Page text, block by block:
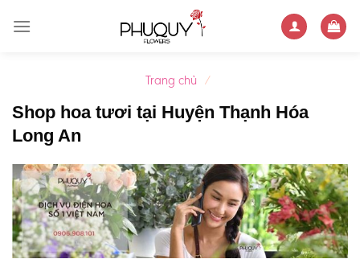
Trang chủ /
Shop hoa tươi tại Huyện Thạnh Hóa
Long An